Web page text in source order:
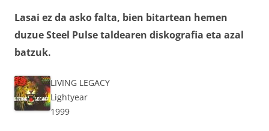
Lasai ez da asko falta, bien bitartean hemen
duzue Steel Pulse taldearen diskografia eta azal
batzuk.
LIVING LEGACY
Lightyear
1999